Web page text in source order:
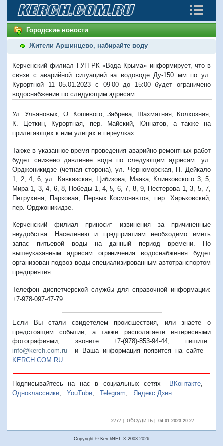
Городские новости
Жители Аршинцево, набирайте воду
Керченский филиал ГУП РК «Вода Крыма» информирует, что в
связи с аварийной ситуацией на водоводе Ду-150 мм по ул.
Курортной 11 05.01.2023 с 09:00 до 15:00 будет ограничено
водоснабжение по следующим адресам:
Ул. Ульяновых, О. Кошевого, Зябрева, Шахматная, Колхозная,
К. Цеткин, Курортная, пер. Майский, Юннатов, а также на
прилегающих к ним улицах и переулках.
Также в указанное время проведения аварийно-ремонтных работ
будет снижено давление воды по следующим адресам: ул.
Орджоникидзе (четная сторона), ул. Черноморская, П. Дейкало
1, 2, 4, 6, ул. Кавказская, Цибизова, Маяка, Клинковского 3, 5,
Мира 1, 3, 4, 6, 8, Победы 1, 4, 5, 6, 7, 8, 9, Нестерова 1, 3, 5, 7,
Петрухина, Парковая, Первых Космонавтов, пер. Харьковский,
пер. Орджоникидзе.
Керченский филиал приносит извинения за причиненные
неудобства. Населению и предприятиям необходимо иметь
запас питьевой воды на данный период времени. По
вышеуказанным адресам ограничения водоснабжения будет
организован подвоз воды специализированным автотранспортом
предприятия.
Телефон диспетчерской службы для справочной информации:
+7-978-097-47-79.
Если Вы стали свидетелем происшествия, или знаете о
предстоящем событии, а также располагаете интересными
фотографиями, звоните +7-(978)-853-94-44, пишите
info@kerch.com.ru и Ваша информация появится на сайте
KERCH.COM.RU
Подписывайтесь на нас в социальных сетях ВКонтакте,
Одноклассники
YouTube Telegram Яндекс.Дзен
2777| обсудить| 04.01.2023 20:27
Copyright © KerchNET ® 2003-2026